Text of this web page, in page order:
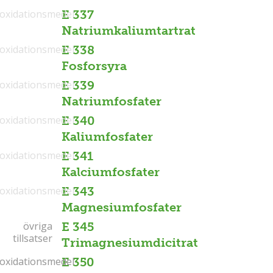
E 337
Natriumkaliumtartrat
E 338
Fosforsyra
E 339
Natriumfosfater
E 340
Kaliumfosfater
E 341
Kalciumfosfater
E 343
Magnesiumfosfater
E 345
Trimagnesiumdicitrat
övriga
tillsatser
övriga
tillsatser
E 350